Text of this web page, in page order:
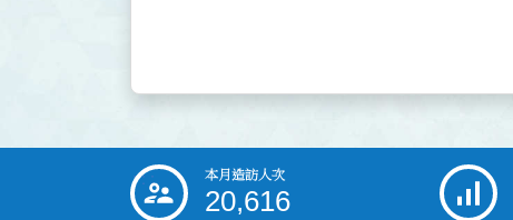
::: 本月造訪人次
20,616